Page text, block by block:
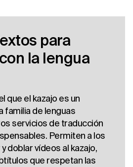
para
la lengua
que el kazajo es un
familia de lenguas
servicios de traducción
Permiten a los
doblar vídeos al kazajo,
que respetan las